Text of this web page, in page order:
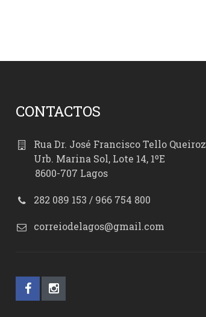
CONTACTOS
Rua Dr. José Francisco Tello Queiroz
Urb. Marina Sol, Lote 14, 1ºE
8600-707 Lagos
282 089 153 / 966 754 800
correiodelagos@gmail.com